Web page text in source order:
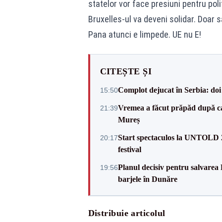
statelor vor face presiuni pentru
Bruxelles-ul va deveni solidar. Doar
Pana atunci e limpede. UE nu E!
CITEȘTE ȘI
15:50Complot dejucat în Serbia:
21:39Vremea a făcut prăpăd după
Mureș
20:17Start spectaculos la UNTOLD
festival
19:56Planul decisiv pentru
barjele în Dunăre
Distribuie articolul